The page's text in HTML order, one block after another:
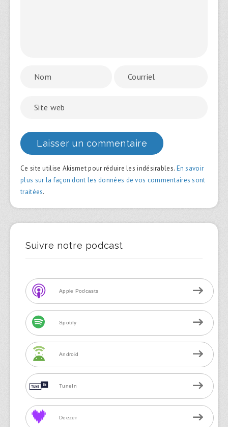
Ce site utilise Akismet pour réduire les indésirables. En savoir
plus sur la façon dont les données de vos commentaires sont
traitées.
Suivre notre podcast
Apple Podcasts
Spotify
Android
TuneIn
Deezer